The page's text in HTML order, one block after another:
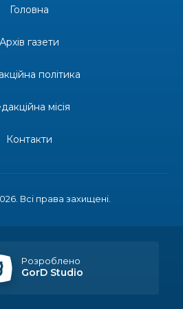
постатей Бахмута –
спростили, але з одним
Всі права захищені.
Головна
Архів газети
політика
місія
Контакти
Розроблено
GorD Studio